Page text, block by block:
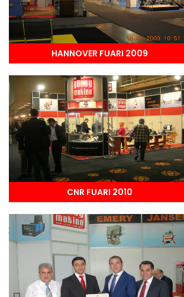
HANNOVER FUARI 2009
CNR FUARI 2010